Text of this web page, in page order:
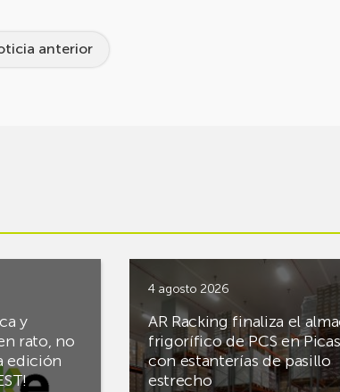
anterior
y
rato, no
edición
4 agosto 2026
AR Racking finaliza el
frigorífico de PCS en
con estanterías de pasillo
estrecho